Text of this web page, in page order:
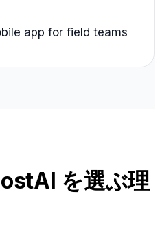
app for field teams
を選ぶ理